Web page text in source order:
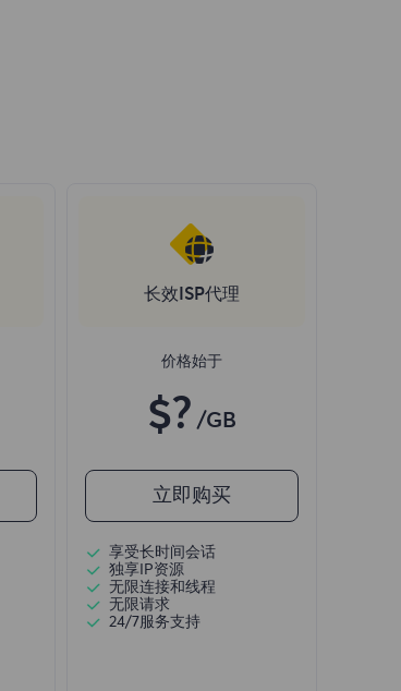
长效ISP代理
价格始于
$? /GB
立即购买
享受长时间会话
独享IP资源
无限连接和线程
无限请求
24/7服务支持